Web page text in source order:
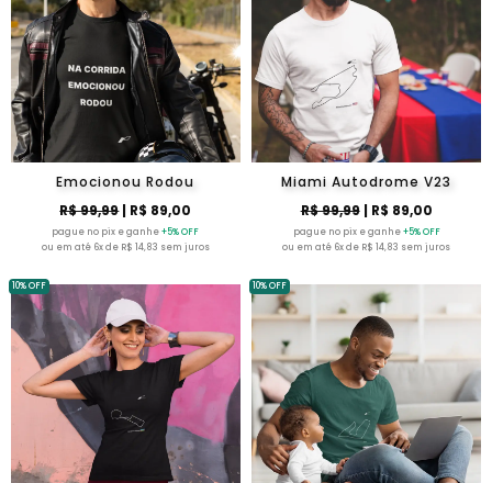
Emocionou Rodou
R$ 99,99| R$ 89,00
pague no pix e ganhe+5% OFF
ou em até 6x de R$ 14,83 sem juros
Miami Autodrome V23
R$ 99,99| R$ 89,00
pague no pix e ganhe+5% OFF
ou em até 6x de R$ 14,83 sem juros
10% OFF 10% OFF